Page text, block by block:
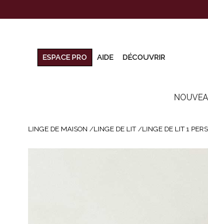
ESPACE PRO AIDE DÉCOUVRIR
LINGE DE MAISON /LINGE DE LIT /LINGE DE LIT 1